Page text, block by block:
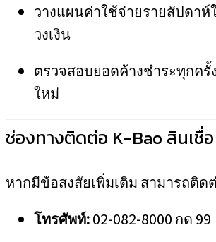
วางแผนค่าใช้จ่ายรายสัปดา
วงเงิน
ตรวจสอบยอดค้างชำระทุกครั้
ใหม่
ช่องทางติดต่อ K-Bao สินเชื่อ
หากมีข้อสงสัยเพิ่มเติม สามารถติด
โทรศัพท์:02-082-8000 กด 99